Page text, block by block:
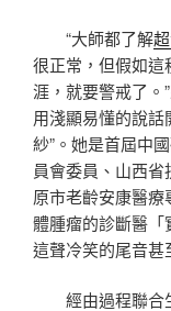
“大師都了解
很正常，但假如這
涯，就要警戒了。
用淺顯易懂的說話
紗”。她是首屆中
員會委員、山西
原市老齡安康醫
體腫瘤的診斷醫「
這聲冷笑的尾音甚
經由過程聯合